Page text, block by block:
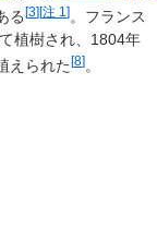
る[3][注 1 ]。フランス
植樹され、1804年
えられた[8]。